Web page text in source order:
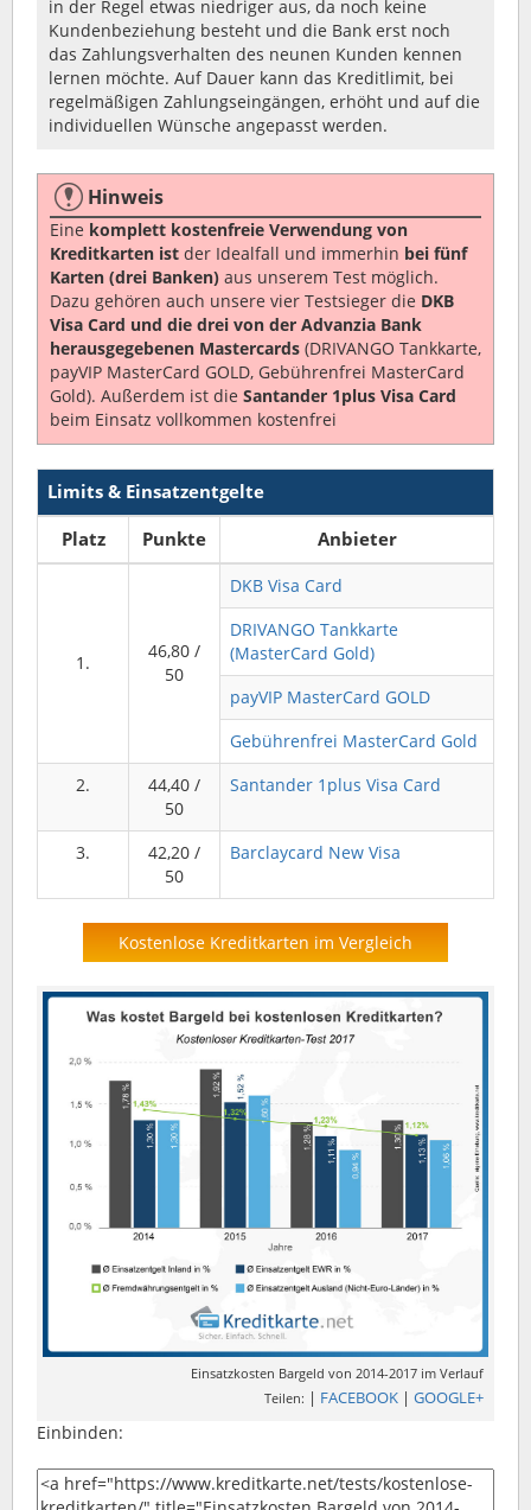
in der Regel etwas niedriger aus, da noch keine
Kundenbeziehung besteht und die Bank erst noch
das Zahlungsverhalten des neunen Kunden kennen
lernen möchte. Auf Dauer kann das Kreditlimit, bei
regelmäßigen Zahlungseingängen, erhöht und auf die
individuellen Wünsche angepasst werden.
Hinweis
Eine komplett kostenfreie Verwendung von
Kreditkarten ist der Idealfall und immerhin bei fünf
Karten (drei Banken) aus unserem Test möglich.
Dazu gehören auch unsere vier Testsieger die DKB
Visa Card und die drei von der Advanzia Bank
herausgegebenen Mastercards (DRIVANGO Tankkarte,
payVIP MasterCard GOLD, Gebührenfrei MasterCard
Gold). Außerdem ist die Santander 1plus Visa Card
beim Einsatz vollkommen kostenfrei
Limits & Einsatzentgelte
Platz
Punkte Anbieter
1.
46,80 /
50
DKB Visa Card
DRIVANGO Tankkarte
(MasterCard Gold)
payVIP MasterCard GOLD
Gebührenfrei MasterCard Gold
2.
44,40 /
50
Santander 1plus Visa Card
3.
42,20 /
50
Barclaycard New Visa
Kostenlose Kreditkarten im Vergleich
Einsatzkosten Bargeld von 2014-2017 im Verlauf
Teilen: | FACEBOOK | GOOGLE+
Einbinden: